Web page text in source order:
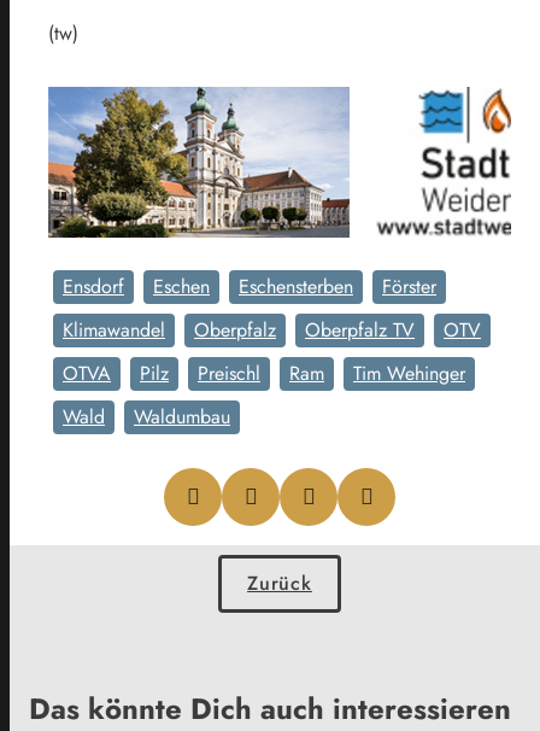
(tw)
Ensdorf Eschen Eschensterben
Förster
Klimawandel
Oberpfalz Oberpfalz TV
OTV
OTVA
Pilz Preischl Ram
Tim Wehinger
Wald
Waldumbau
Zurück
Das könnte Dich auch interessieren